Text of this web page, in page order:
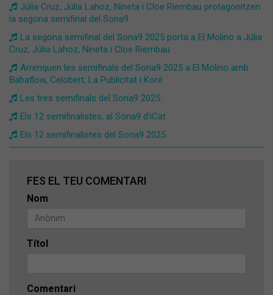
Júlia Cruz, Júlia Lahoz, Nineta i Cloe Riembau protagonitzen
la segona semifinal del Sona9
La segona semifinal del Sona9 2025 porta a El Molino a Júlia
Cruz, Júlia Lahoz, Nineta i Cloe Riembau
Arrenquen les semifinals del Sona9 2025 a El Molino amb
Babaflow, Celobert, La Publicitat i Koré
Les tres semifinals del Sona9 2025
Els 12 semifinalistes, al Sona9 d'iCat
Els 12 semifinalistes del Sona9 2025
FES EL TEU COMENTARI
Nom
Títol
Comentari